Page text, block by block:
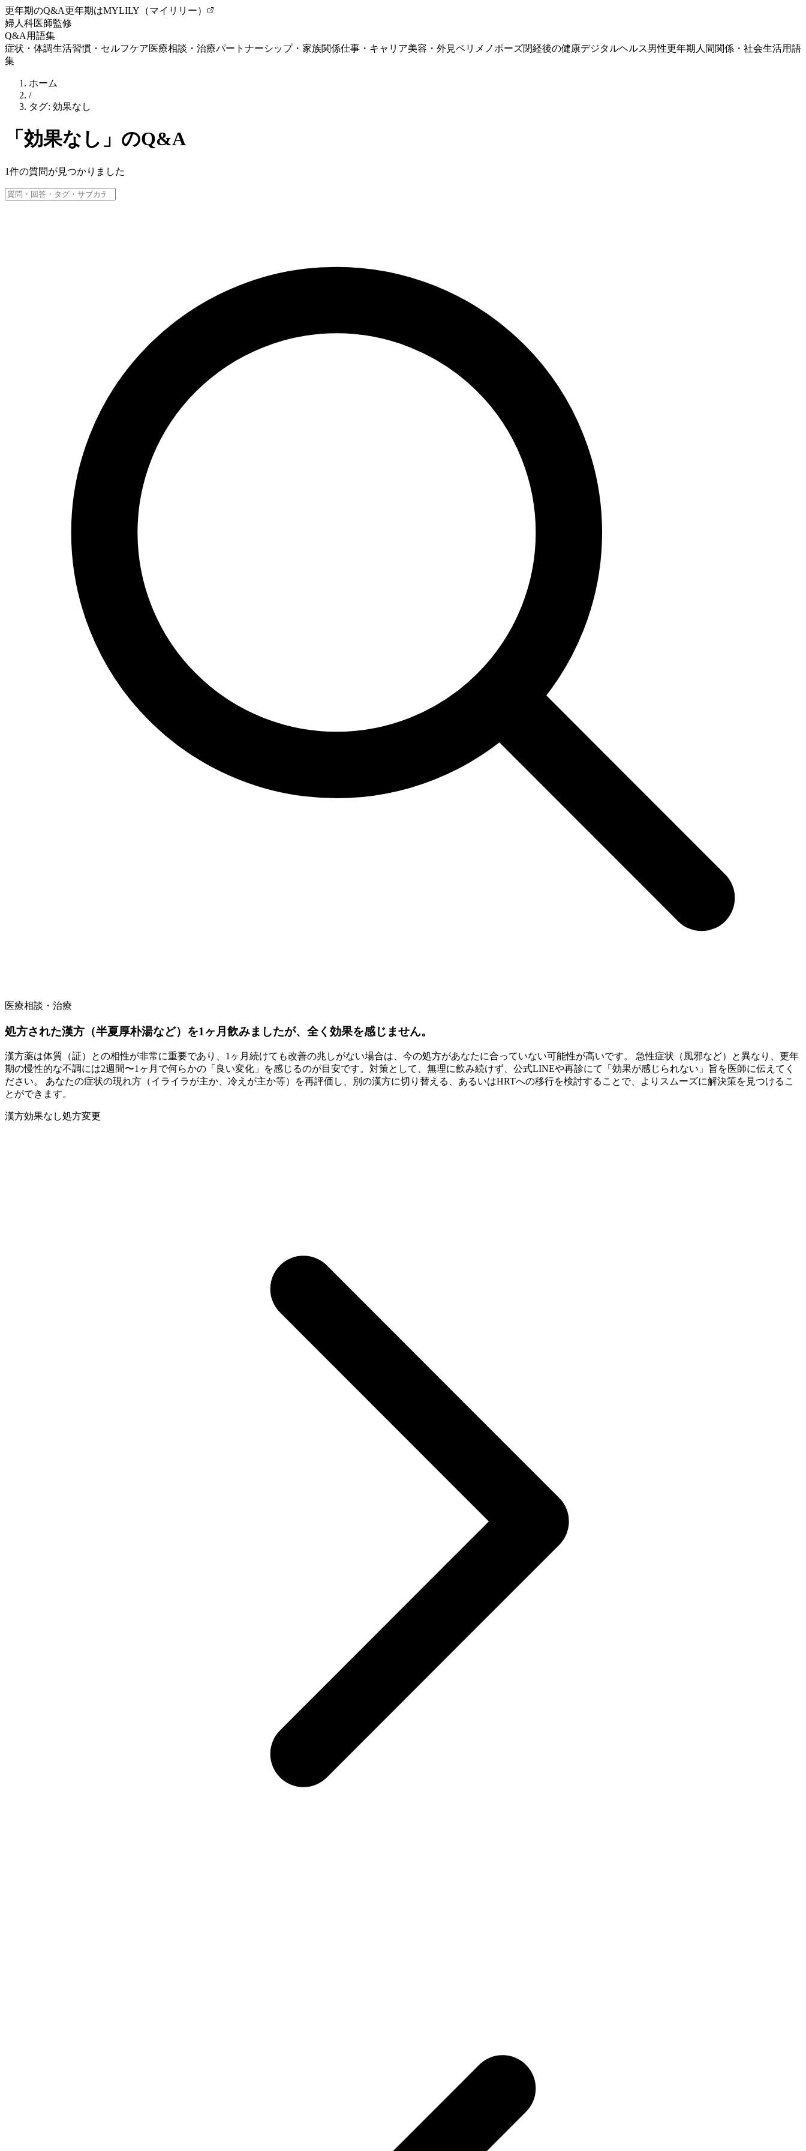
更年期のQ&A更年期はMYLILY（マイリリー）
婦人科医師監修
Q&A 用語集
症状・体調生活習慣・セルフケア医療相談・治療パートナーシップ・家族関係仕事・キャリア美容・外見ペリメノポーズ閉経後の健康デジタルヘルス男性更年期 人間関係・社会生活用語
集
ホーム
/
タグ: 効果なし
「 効果なし 」のQ&A
1件の質問が見つかりました
医療相談・治療
処方された漢方（半夏厚朴湯など）を1ヶ月飲みましたが、全く効果を感じません。
漢方薬は体質（証）との相性が非常に重要であり、1ヶ月続けても改善の兆しがない場合は、今の処方があなたに合っていない可能性が高いです。 急性症状（風邪など）と異なり、更年
期の慢性的な不調には2週間〜1ヶ月で何らかの「良い変化」を感じるのが目安です。対策として、無理に飲み続けず、公式LINEや再診にて「効果が感じられない」旨を医師に伝えてく
ださい。 あなたの症状の現れ方（イライラが主か、冷えが主か等）を再評価し、別の漢方に切り替える、あるいはHRTへの移行を検討することで、よりスムーズに解決策を見つけるこ
とができます。
漢方効果なし処方変更